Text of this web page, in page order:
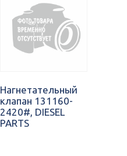
Нагнетательный
клапан 131160-
2420#, DIESEL
PARTS